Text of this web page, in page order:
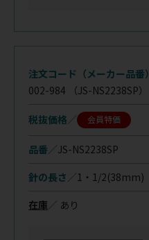
注文コード（メーカー品番）
002-984 （JS-NS2238SP）
税抜価格 会員特価
品番／JS-NS2238SP
針の長さ／1・1/2(38mm)
在庫 ／ あり